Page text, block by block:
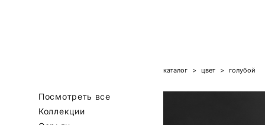
Посмотреть все
Коллекции
каталог > цвет > голубой